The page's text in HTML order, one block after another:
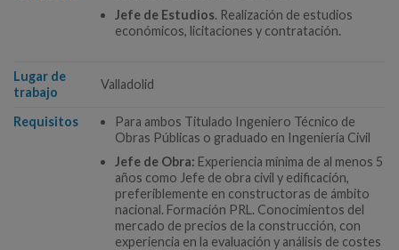
Jefe de Estudios. Realización de estudios
económicos, licitaciones y contratación.
Lugar de
trabajo
Valladolid
Requisitos
Para ambos Titulado Ingeniero Técnico de
Obras Públicas o graduado en Ingeniería Civil
Jefe de Obra: Experiencia mínima de al menos 5
años como Jefe de obra civil y edificación,
preferiblemente en constructoras de ámbito
nacional. Formación PRL. Conocimientos del
mercado de precios de la construcción, con
experiencia en la evaluación y análisis de costes